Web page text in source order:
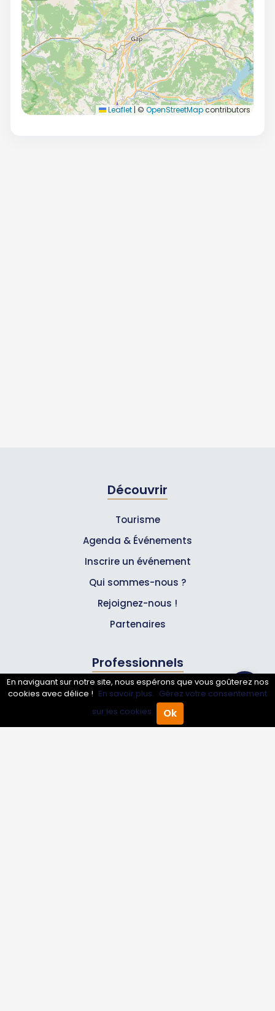
Annuaire Pro Agenda
Leaflet | © OpenStreetMapcontributors
Découvrir
Tourisme
Agenda & Événements
Inscrire un événement
Qui sommes-nous ?
Rejoignez-nous !
Partenaires
Professionnels
Annuaire pro
Inscrire mon entreprise
En naviguant sur notre site, nous espérons que vous goûterez nos
cookies avec délice ! En savoir plus. Gérez votre consentement
sur les cookies.
Ok